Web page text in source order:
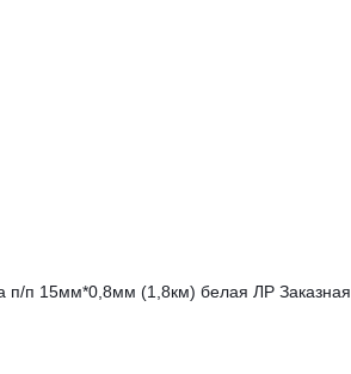
п/п 15мм*0,8мм (1,8км) белая ЛР Заказная